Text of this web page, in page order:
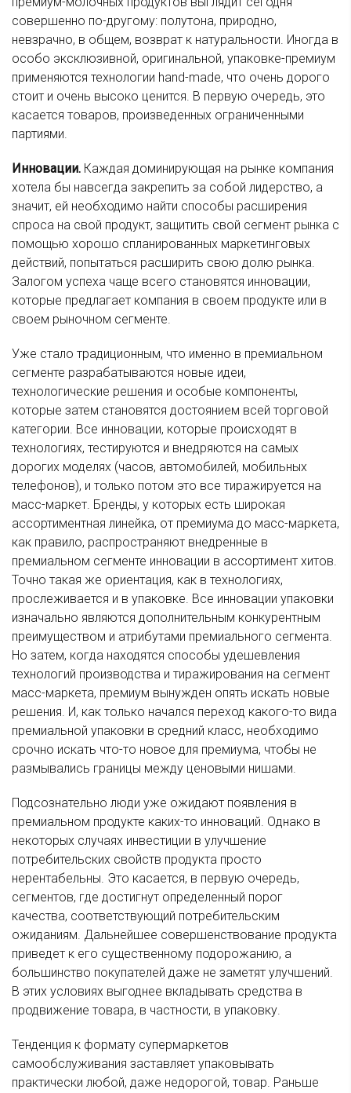
совершенно по-другому: полутона, природно,
невзрачно, в общем, возврат к натуральности. Иногда в
особо эксклюзивной, оригинальной, упаковке-премиум
применяются технологии hand-made, что очень дорого
стоит и очень высоко ценится. В первую очередь, это
касается товаров, произведенных ограниченными
партиями.
Инновации. Каждая доминирующая на рынке компания
хотела бы навсегда закрепить за собой лидерство, а
значит, ей необходимо найти способы расширения
спроса на свой продукт, защитить свой сегмент рынка с
помощью хорошо спланированных маркетинговых
действий, попытаться расширить свою долю рынка.
Залогом успеха чаще всего становятся инновации,
которые предлагает компания в своем продукте или в
своем рыночном сегменте.
Уже стало традиционным, что именно в премиальном
сегменте разрабатываются новые идеи,
технологические решения и особые компоненты,
которые затем становятся достоянием всей торговой
категории. Все инновации, которые происходят в
технологиях, тестируются и внедряются на самых
дорогих моделях (часов, автомобилей, мобильных
телефонов), и только потом это все тиражируется на
масс-маркет. Бренды, у которых есть широкая
ассортиментная линейка, от премиума до масс-маркета,
как правило, распространяют внедренные в
премиальном сегменте инновации в ассортимент хитов.
Точно такая же ориентация, как в технологиях,
прослеживается и в упаковке. Все инновации упаковки
изначально являются дополнительным конкурентным
преимуществом и атрибутами премиального сегмента.
Но затем, когда находятся способы удешевления
технологий производства и тиражирования на сегмент
масс-маркета, премиум вынужден опять искать новые
решения. И, как только начался переход какого-то вида
премиальной упаковки в средний класс, необходимо
срочно искать что-то новое для премиума, чтобы не
размывались границы между ценовыми нишами.
Подсознательно люди уже ожидают появления в
премиальном продукте каких-то инноваций. Однако в
некоторых случаях инвестиции в улучшение
потребительских свойств продукта просто
нерентабельны. Это касается, в первую очередь,
сегментов, где достигнут определенный порог
качества, соответствующий потребительским
ожиданиям. Дальнейшее совершенствование продукта
приведет к его существенному подорожанию, а
большинство покупателей даже не заметят улучшений.
В этих условиях выгоднее вкладывать средства в
продвижение товара, в частности, в упаковку.
Тенденция к формату супермаркетов
самообслуживания заставляет упаковывать
практически любой, даже недорогой, товар. Раньше